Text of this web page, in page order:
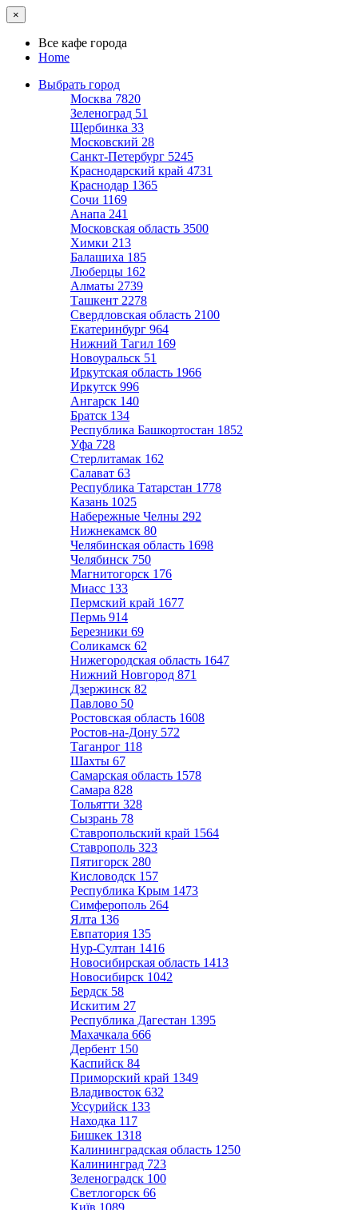
×
Все кафе города
Home
Выбрать город
Москва 7820
Зеленоград 51
Щербинка 33
Московский 28
Санкт-Петербург 5245
Краснодарский край 4731
Краснодар 1365
Сочи 1169
Анапа 241
Московская область 3500
Химки 213
Балашиха 185
Люберцы 162
Алматы 2739
Ташкент 2278
Свердловская область 2100
Екатеринбург 964
Нижний Тагил 169
Новоуральск 51
Иркутская область 1966
Иркутск 996
Ангарск 140
Братск 134
Республика Башкортостан 1852
Уфа 728
Стерлитамак 162
Салават 63
Республика Татарстан 1778
Казань 1025
Набережные Челны 292
Нижнекамск 80
Челябинская область 1698
Челябинск 750
Магнитогорск 176
Миасс 133
Пермский край 1677
Пермь 914
Березники 69
Соликамск 62
Нижегородская область 1647
Нижний Новгород 871
Дзержинск 82
Павлово 50
Ростовская область 1608
Ростов-на-Дону 572
Таганрог 118
Шахты 67
Самарская область 1578
Самара 828
Тольятти 328
Сызрань 78
Ставропольский край 1564
Ставрополь 323
Пятигорск 280
Кисловодск 157
Республика Крым 1473
Симферополь 264
Ялта 136
Евпатория 135
Нур-Султан 1416
Новосибирская область 1413
Новосибирск 1042
Бердск 58
Искитим 27
Республика Дагестан 1395
Махачкала 666
Дербент 150
Каспийск 84
Приморский край 1349
Владивосток 632
Уссурийск 133
Находка 117
Бишкек 1318
Калининградская область 1250
Калининград 723
Зеленоградск 100
Светлогорск 66
Київ 1089